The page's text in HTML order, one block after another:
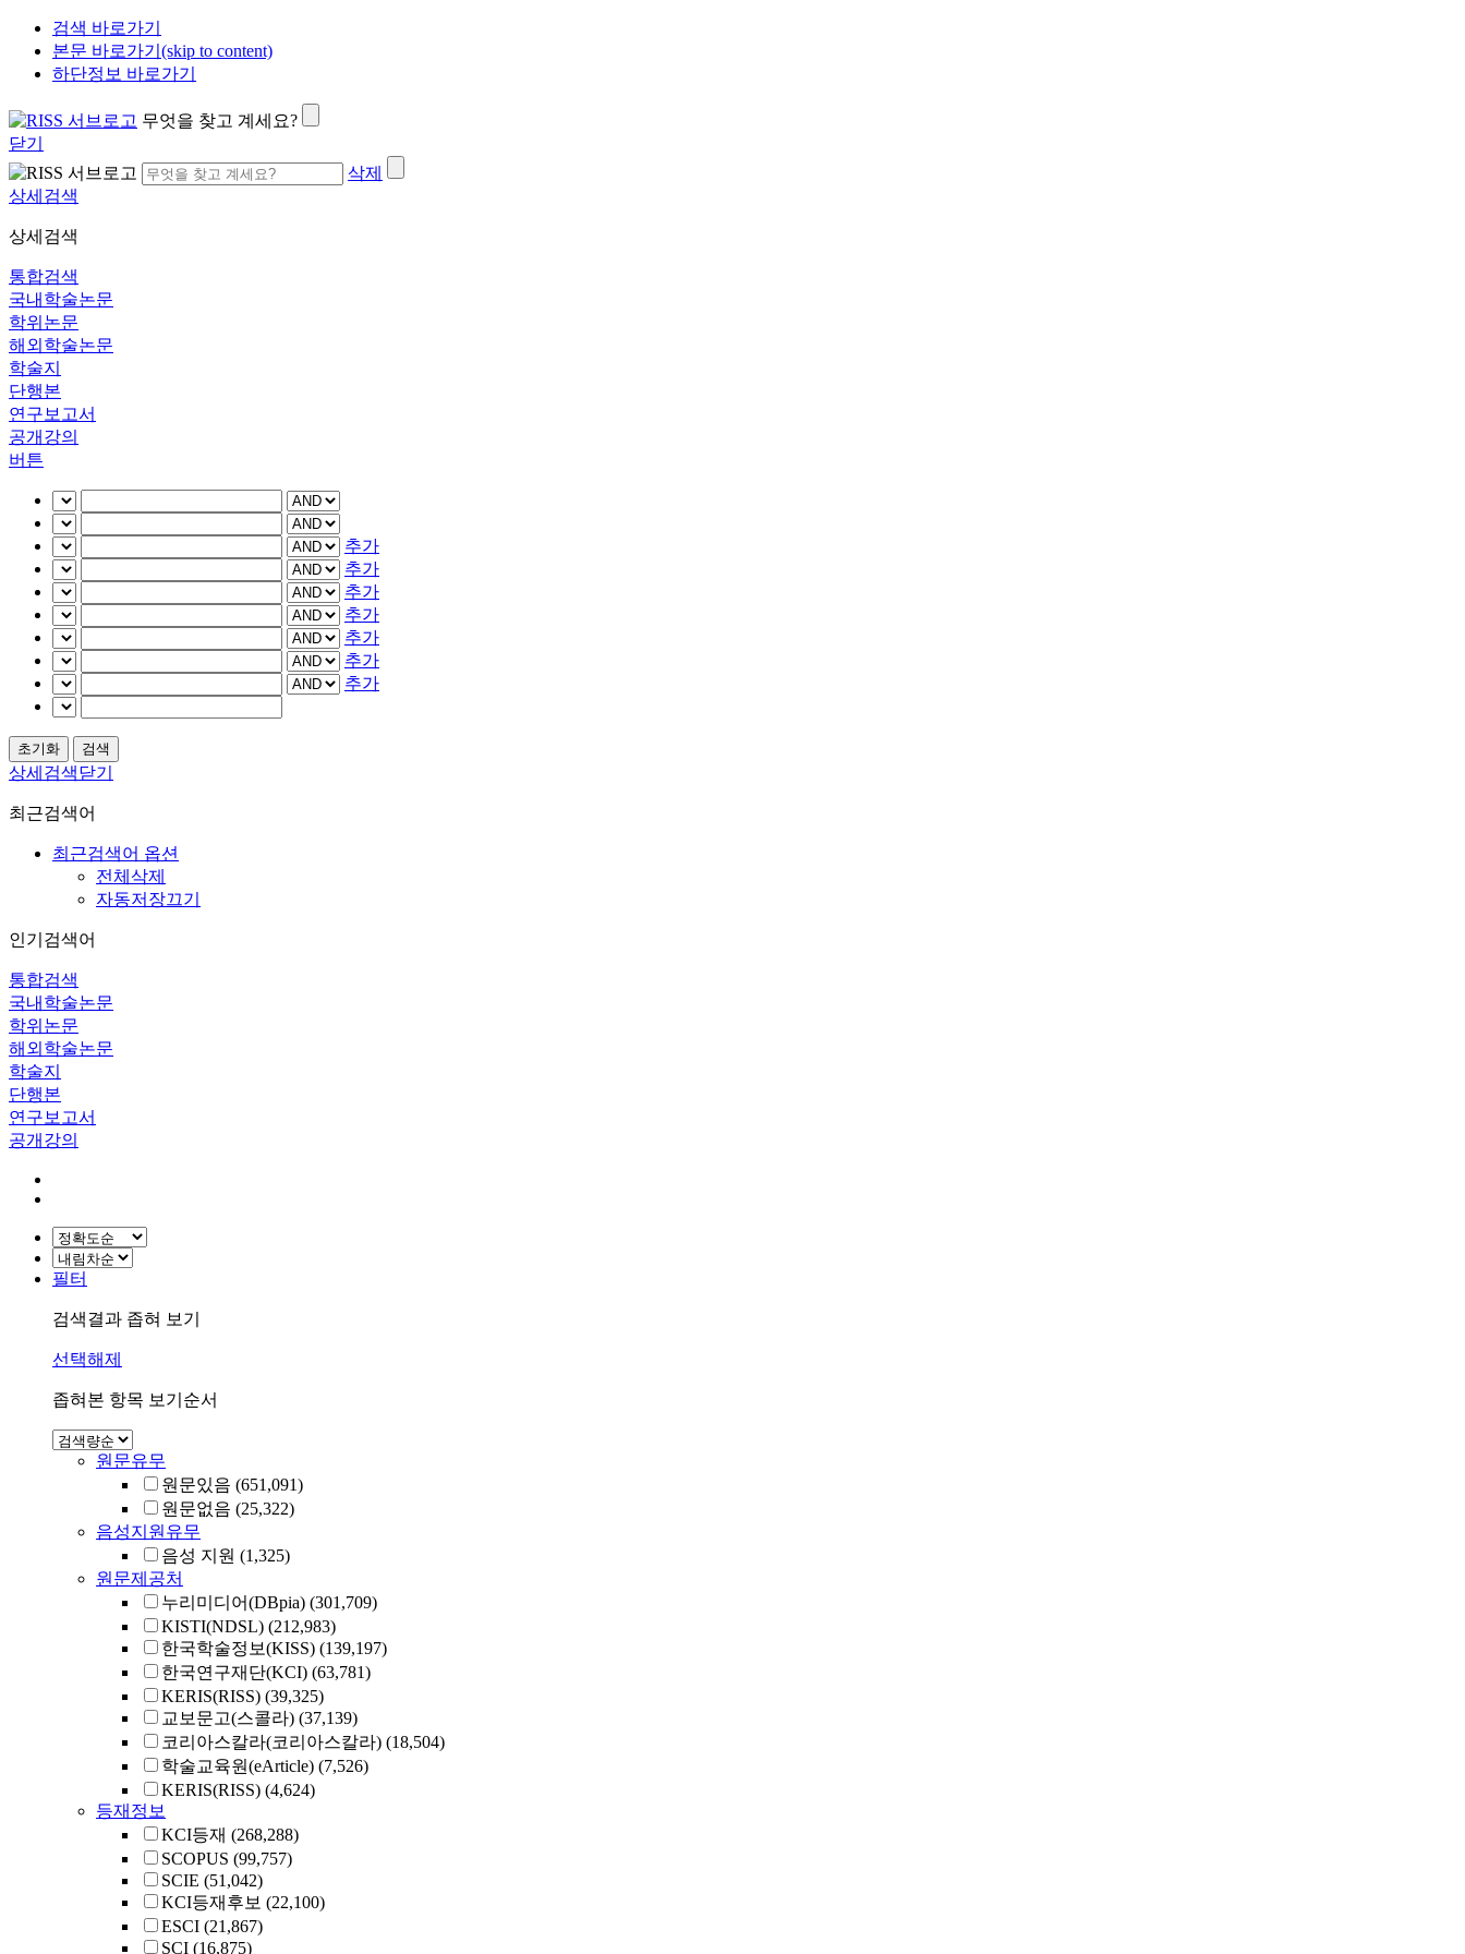
검색 바로가기
본문 바로가기(skip to content)
하단정보 바로가기
무엇을 찾고 계세요?
닫기
삭제
상세검색
상세검색
통합검색
국내학술논문
학위논문
해외학술논문
학술지
단행본
연구보고서
공개강의
버튼
추가
추가
추가
추가
추가
추가
추가
상세검색닫기
최근검색어
최근검색어 옵션
전체삭제
자동저장끄기
인기검색어
통합검색
국내학술논문
학위논문
해외학술논문
학술지
단행본
연구보고서
공개강의
필터
검색결과 좁혀 보기
선택해제
좁혀본 항목 보기순서
원문유무
원문있음 (651,091)
원문없음 (25,322)
음성지원유무
음성 지원 (1,325)
원문제공처
누리미디어(DBpia) (301,709)
KISTI(NDSL) (212,983)
한국학술정보(KISS) (139,197)
한국연구재단(KCI) (63,781)
KERIS(RISS) (39,325)
교보문고(스콜라) (37,139)
코리아스칼라(코리아스칼라) (18,504)
학술교육원(eArticle) (7,526)
KERIS(RISS) (4,624)
등재정보
KCI등재 (268,288)
SCOPUS (99,757)
SCIE (51,042)
KCI등재후보 (22,100)
ESCI (21,867)
SCI (16,875)